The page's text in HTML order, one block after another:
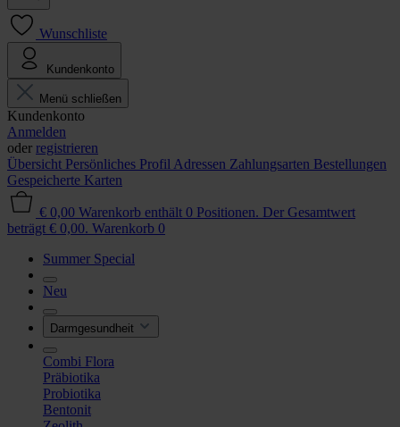
Wunschliste
Kundenkonto
Menü schließen
Kundenkonto
Anmelden
oder registrieren
Übersicht Persönliches Profil Adressen Zahlungsarten Bestellungen
Gespeicherte Karten
€ 0,00 Warenkorb enthält 0 Positionen. Der Gesamtwert
beträgt € 0,00. Warenkorb 0
Summer Special
Neu
Darmgesundheit
Combi Flora
Präbiotika
Probiotika
Bentonit